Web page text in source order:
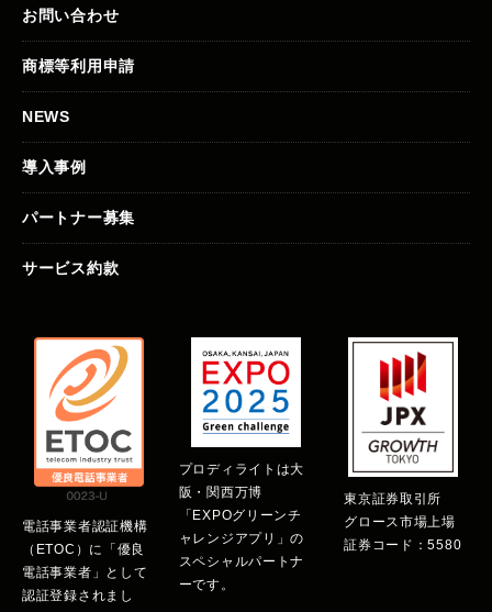
お問い合わせ
商標等利用申請
NEWS
導入事例
パートナー募集
サービス約款
電話事業者認証機構
（ETOC）に「優良
電話事業者」として
認証登録されまし
プロディライトは大
阪・関西万博
「EXPOグリーンチ
ャレンジアプリ」の
スペシャルパートナ
ーです。
東京証券取引所
グロース市場上場
証券コード：5580